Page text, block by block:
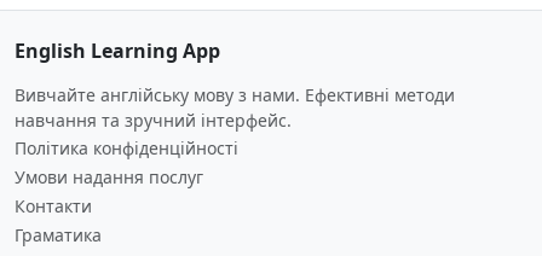
English Learning App
Вивчайте англійську мову з нами. Ефективні методи
навчання та зручний інтерфейс.
Політика конфіденційності
Умови надання послуг
Контакти
Граматика